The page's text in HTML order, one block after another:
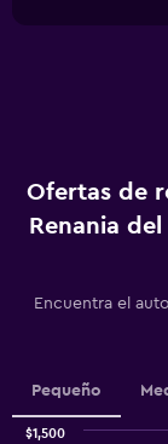
The
chart
axis
Range:
0
to
Ofertas de
Renania
Encuentra el
Pequeño
$1,500